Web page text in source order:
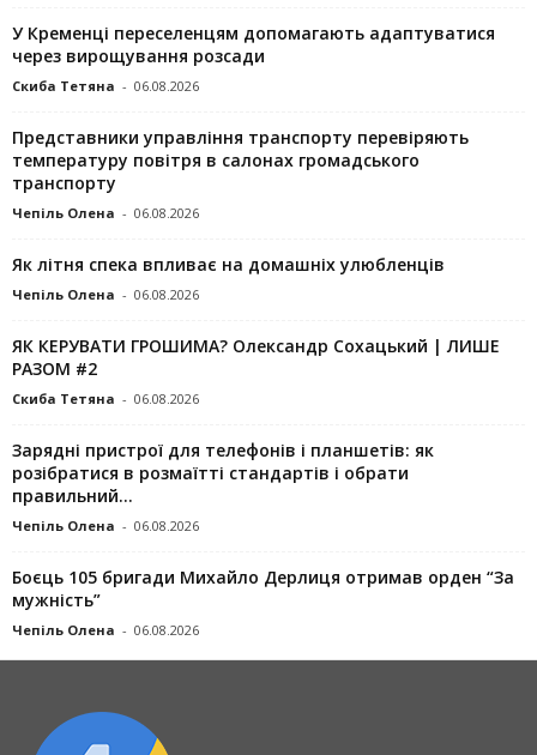
У Кременці переселенцям допомагають адаптуватися
через вирощування розсади
Скиба Тетяна - 06.08.2026
Представники управління транспорту перевіряють
температуру повітря в салонах громадського
транспорту
Чепіль Олена - 06.08.2026
Як літня спека впливає на домашніх улюбленців
Чепіль Олена - 06.08.2026
ЯК КЕРУВАТИ ГРОШИМА? Олександр Сохацький | ЛИШЕ
РАЗОМ #2
Скиба Тетяна - 06.08.2026
Зарядні пристрої для телефонів і планшетів: як
розібратися в розмаїтті стандартів і обрати
правильний...
Чепіль Олена - 06.08.2026
Боєць 105 бригади Михайло Дерлиця отримав орден “За
мужність”
Чепіль Олена - 06.08.2026